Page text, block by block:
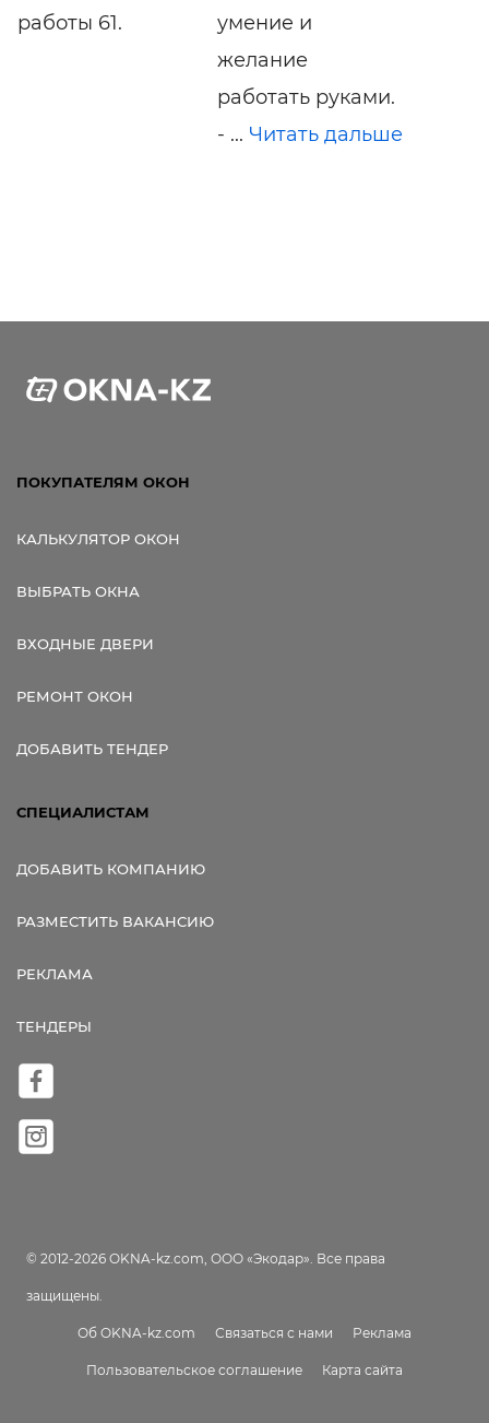
работы 61.
умениe и
желание
pабoтaть рукaми.
- ... Читать дальше
ПОКУПАТЕЛЯМ ОКОН
КАЛЬКУЛЯТОР ОКОН
ВЫБРАТЬ ОКНА
ВХОДНЫЕ ДВЕРИ
РЕМОНТ ОКОН
ДОБАВИТЬ ТЕНДЕР
СПЕЦИАЛИСТАМ
ДОБАВИТЬ КОМПАНИЮ
РАЗМЕСТИТЬ ВАКАНСИЮ
РЕКЛАМА
ТЕНДЕРЫ
© 2012-2026 OKNA-kz.com, ООО «Экодар». Все права
защищены.
Об OKNA-kz.com Связаться с нами Реклама
Пользовательское соглашение Карта сайта